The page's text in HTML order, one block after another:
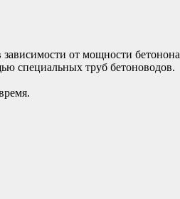
от мощности
специальных труб бетоноводов.